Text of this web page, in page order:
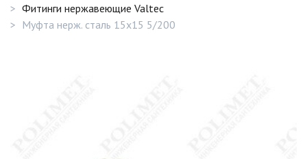
Фитинги нержавеющие Valtec
Mуфта нерж. сталь 15х15 5/200